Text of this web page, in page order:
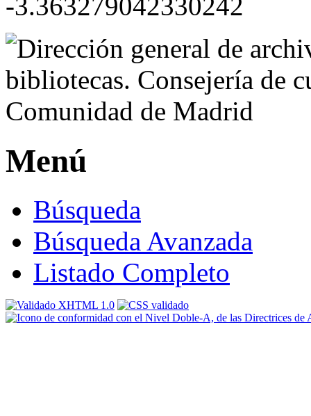
-3.363279042330242
Menú
Búsqueda
Búsqueda Avanzada
Listado Completo